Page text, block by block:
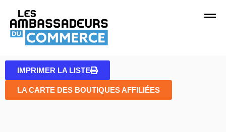
IMPRIMER LA LISTE
LA CARTE DES BOUTIQUES AFFILIÉES